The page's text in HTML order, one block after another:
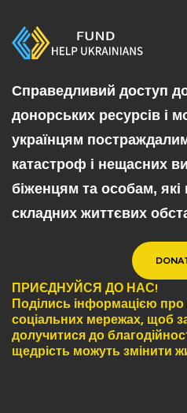
Cправедливий доступ
донорських ресурсів і
українцям
катастроф і нещасних
біженцям та особам,
складних життєвих
ПРИЄДНУЙСЯ ДО НАС!
Поділись інформацією
соціальних мережах, щоб
долучитися до
щедрість можуть змінити